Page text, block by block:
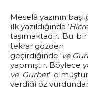
Meselâ yazının
ilk yazıldığında ‘
taşımaktadır. Bu bir
tekrar gözden
geçirdiğinde ‘ve
yapmıştır. Böylece
ve Gurbet’
verdiği öz